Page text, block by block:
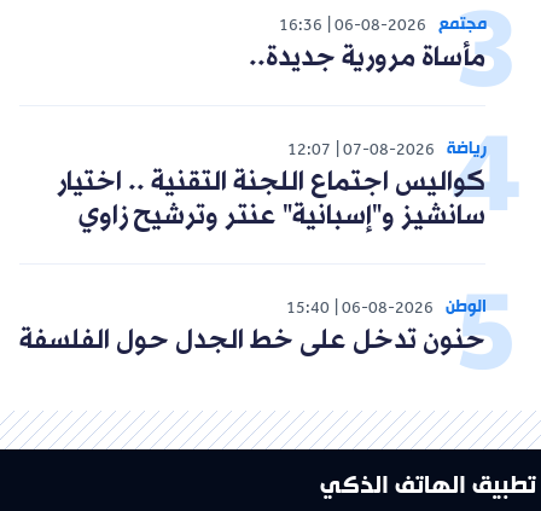
مجتمع 06-08-2026
16:36
مأساة مرورية جديدة..
رياضة 07-08-2026
12:07
كواليس اجتماع اللجنة التقنية .. اختيار
سانشيز و"إسبانية" عنتر وترشيح زاوي
الوطن 06-08-2026
15:40
حنون تدخل على خط الجدل حول الفلسفة
تطبيق الهاتف الذكي